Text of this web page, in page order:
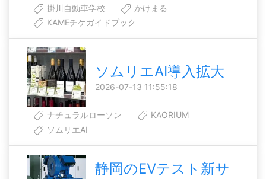
掛川自動車学校
かけまる
KAMEチケガイドブック
ソムリエAI導入拡大
2026-07-13 11:55:18
ナチュラルローソン
KAORIUM
ソムリエAI
静岡のEVテスト新サ